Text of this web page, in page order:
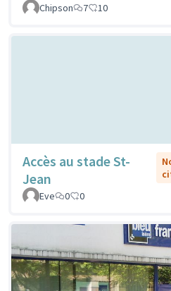
Chipson
7 10
Accès au stade St-
Jean
Eve
0 0